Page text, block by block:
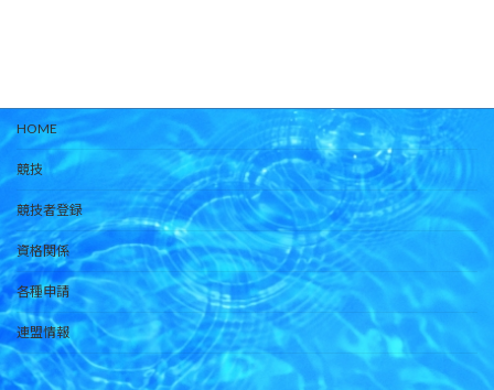
HOME
競技
競技者登録
資格関係
各種申請
連盟情報